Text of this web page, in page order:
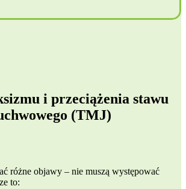
i przeciążenia stawu
(TMJ)
różne objawy – nie muszą występować
to: